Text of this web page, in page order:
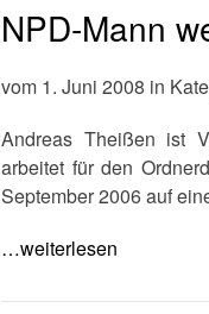
NPD-Mann
vom 1. Juni 2008 in
Andreas Theißen ist
arbeitet für den
September 2006 auf
…weiterlesen